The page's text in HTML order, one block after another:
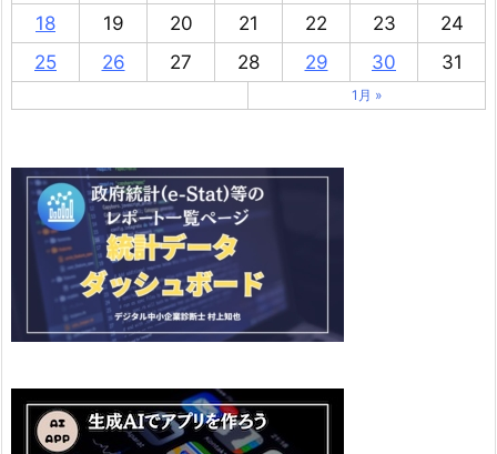
18
19 20 21 22 23
24
25
26 27 28 29 30 31
1月 »